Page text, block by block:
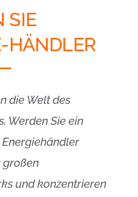
SIE
HÄNDLER
die Welt des
Werden Sie ein
großen
und konzentrieren